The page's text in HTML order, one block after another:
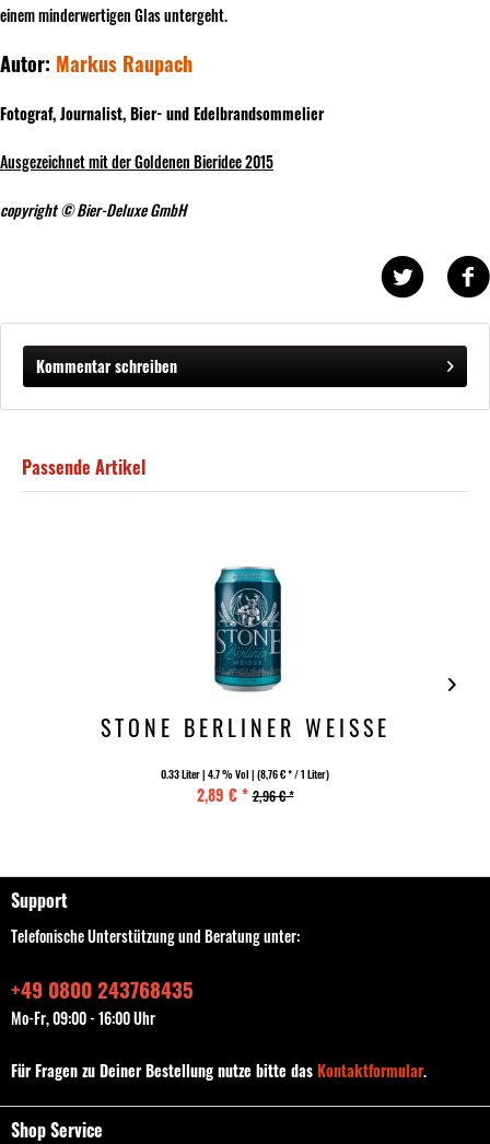
einem minderwertigen Glas untergeht.
Autor: Markus Raupach
Fotograf, Journalist, Bier- und Edelbrandsommelier
Ausgezeichnet mit der Goldenen Bieridee 2015
copyright © Bier-Deluxe GmbH
Kommentar schreiben
Passende Artikel
STONE BERLINER WEISSE
0.33 Liter| 4.7 % Vol | (8,76 € * / 1 Liter)
2,89 € * 2,96 € *
Support
Telefonische Unterstützung und Beratung unter:
+49 0800 243768435
Mo-Fr, 09:00 - 16:00 Uhr
Für Fragen zu Deiner Bestellung nutze bitte dasKontaktformular.
Shop Service